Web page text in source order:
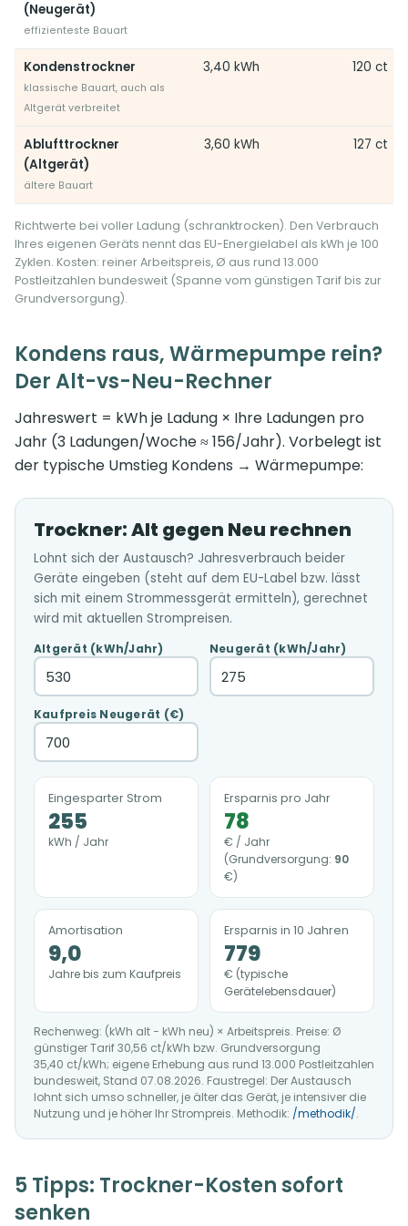
(Neugerät)
effizienteste Bauart
Kondenstrockner
klassische Bauart, auch als
Altgerät verbreitet
3,40 kWh 120 ct
Ablufttrockner
(Altgerät)
ältere Bauart
3,60 kWh 127 ct
Richtwerte bei voller Ladung (schranktrocken). Den Verbrauch
Ihres eigenen Geräts nennt das EU-Energielabel als kWh je 100
Zyklen. Kosten: reiner Arbeitspreis, Ø aus rund 13.000
Postleitzahlen bundesweit (Spanne vom günstigen Tarif bis zur
Grundversorgung).
Kondens raus, Wärmepumpe rein?
Der Alt-vs-Neu-Rechner
Jahreswert = kWh je Ladung × Ihre Ladungen pro
Jahr (3 Ladungen/Woche ≈ 156/Jahr). Vorbelegt ist
der typische Umstieg Kondens → Wärmepumpe:
Trockner: Alt gegen Neu rechnen
Lohnt sich der Austausch? Jahresverbrauch beider
Geräte eingeben (steht auf dem EU-Label bzw. lässt
sich mit einem Strommessgerät ermitteln), gerechnet
wird mit aktuellen Strompreisen.
Altgerät (kWh/Jahr) Neugerät (kWh/Jahr)
Kaufpreis Neugerät (€)
Eingesparter Strom
255
kWh / Jahr
Ersparnis pro Jahr
78
€ / Jahr
(Grundversorgung: 90
€)
Amortisation
9,0
Jahre bis zum Kaufpreis
Ersparnis in 10 Jahren
779
€ (typische
Gerätelebensdauer)
Rechenweg: (kWh alt − kWh neu) × Arbeitspreis. Preise: Ø
günstiger Tarif 30,56 ct/kWh bzw. Grundversorgung
35,40 ct/kWh; eigene Erhebung aus rund 13.000 Postleitzahlen
bundesweit, Stand 07.08.2026. Faustregel: Der Austausch
lohnt sich umso schneller, je älter das Gerät, je intensiver die
Nutzung und je höher Ihr Strompreis. Methodik: /methodik/.
5 Tipps: Trockner-Kosten sofort
senken